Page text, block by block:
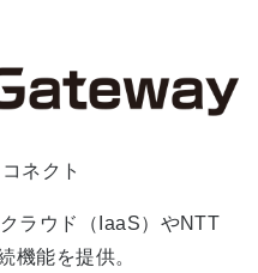
ネクト
ラウド（IaaS）やNTT
機能を提供。